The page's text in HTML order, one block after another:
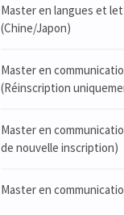
Master en langues et
(Chine/Japon)
Master en
(Réinscription
Master en
de nouvelle inscription)
Master en